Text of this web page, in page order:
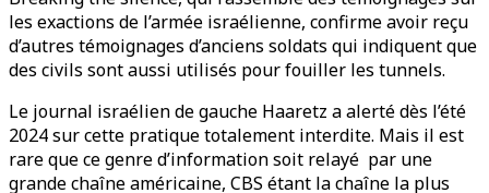
les exactions de l’armée israélienne, confirme avoir reçu
d’autres témoignages d’anciens soldats qui indiquent que
des civils sont aussi utilisés pour fouiller les tunnels.
Le journal israélien de gauche Haaretz a alerté dès l’été
2024 sur cette pratique totalement interdite. Mais il est
rare que ce genre d’information soit relayé par une
grande chaîne américaine, CBS étant la chaîne la plus